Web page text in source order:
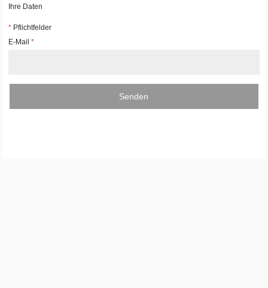
Ihre Daten
* Pflichtfelder
E-Mail*
Senden